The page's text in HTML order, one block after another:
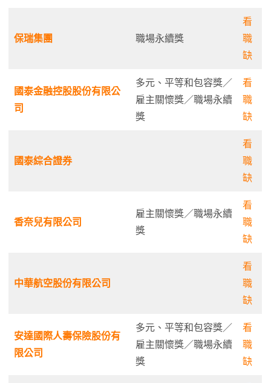
保瑞集團 職場永續獎
看
職
缺
國泰金融控股股份有限公
司
多元、平等和包容獎／
雇主關懷獎／職場永續
獎
看
職
缺
國泰綜合證券
看
職
缺
香奈兒有限公司
雇主關懷獎／職場永續
獎
看
職
缺
中華航空股份有限公司
看
職
缺
安達國際人壽保險股份有
限公司
多元、平等和包容獎／
雇主關懷獎／職場永續
獎
看
職
缺